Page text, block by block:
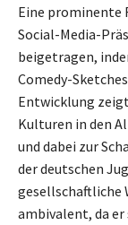
Eine prominente
Social-Media-
beigetragen,
Comedy-
Entwicklung
Kulturen in den
und dabei zur
der deutschen
gesellschaftliche
ambivalent, da er